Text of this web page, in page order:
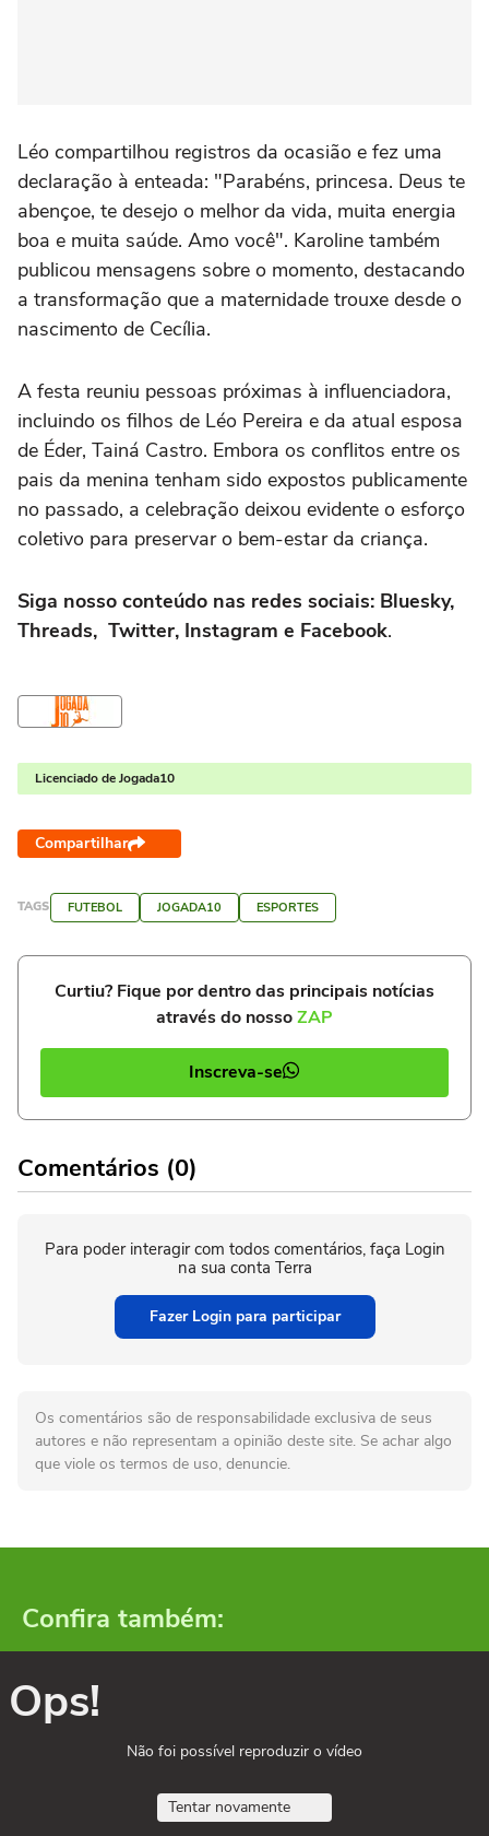
Léo compartilhou registros da ocasião e fez uma
declaração à enteada: "Parabéns, princesa. Deus te
abençoe, te desejo o melhor da vida, muita energia
boa e muita saúde. Amo você". Karoline também
publicou mensagens sobre o momento, destacando
a transformação que a maternidade trouxe desde o
nascimento de Cecília.
A festa reuniu pessoas próximas à influenciadora,
incluindo os filhos de Léo Pereira e da atual esposa
de Éder, Tainá Castro. Embora os conflitos entre os
pais da menina tenham sido expostos publicamente
no passado, a celebração deixou evidente o esforço
coletivo para preservar o bem-estar da criança.
Siga nosso conteúdo nas redes sociais: Bluesky,
Threads, Twitter, Instagram e Facebook.
Licenciado de Jogada10
Compartilhar
TAGS FUTEBOL JOGADA10 ESPORTES
Curtiu? Fique por dentro das principais notícias
através do nossoZAP
Inscreva-se
Comentários (0)
Para poder interagir com todos comentários, faça Login
na sua conta Terra
Fazer Login para participar
Os comentários são de responsabilidade exclusiva de seus
autores e não representam a opinião deste site. Se achar algo
que viole os termos de uso, denuncie.
Confira também:
Ops!
Não foi possível reproduzir o vídeo
Tentar novamente